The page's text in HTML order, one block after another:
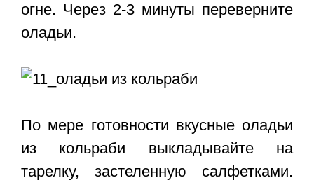
огне. Через 2-3 минуты переверните
оладьи.
По мере готовности вкусные оладьи
из кольраби выкладывайте на
тарелку, застеленную салфетками.